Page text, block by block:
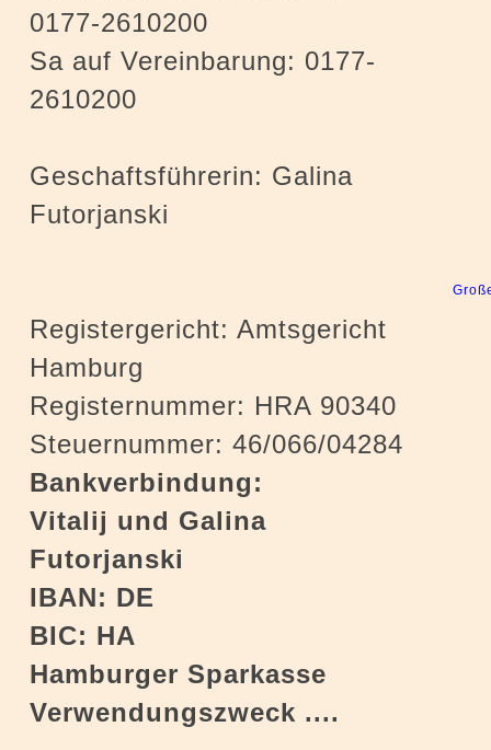
0177-2610200
Sa auf Vereinbarung: 0177-
2610200
Geschaftsführerin: Galina
Futorjanski
Registergericht: Amtsgericht
Hamburg
Registernummer: HRA 90340
Steuernummer: 46/066/04284
Bankverbindung:
Vitalij und Galina
Futorjanski
IBAN: DE
BIC: HA
Hamburger Sparkasse
Verwendungszweck ....